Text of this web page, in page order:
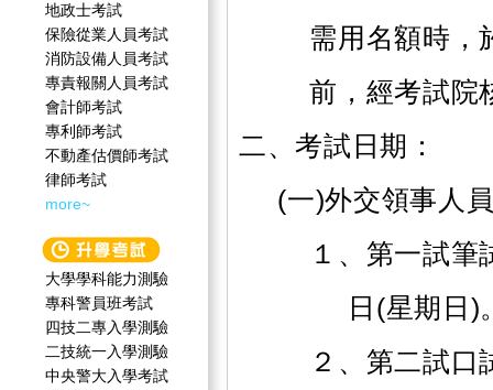
地政士考試
保險從業人員考試
消防設備人員考試
專責報關人員考試
會計師考試
專利師考試
不動產估價師考試
律師考試
more~
大學學科能力測驗
專科警員班考試
四技二專入學測驗
二技統一入學測驗
中央警大入學考試
需用名額時，
前，經考試院
二、考試日期：
(一)外交領事人
１、第一試
日(星期日)
２、第二試